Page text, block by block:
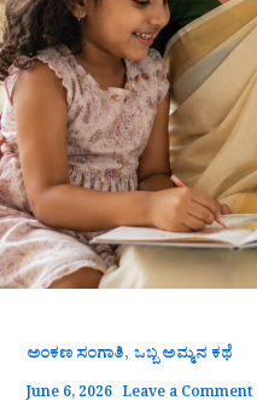
ಅಂಕಣ ಸಂಗಾತಿ, ಒಬ್ಬ ಅಮ್ಮನ ಕಥೆ
June 6, 2026 Leave a Comment